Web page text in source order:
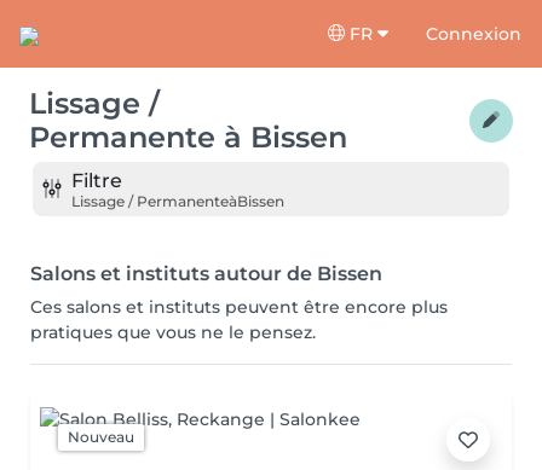
FR Connexion
Lissage /
Permanente à Bissen
Filtre
Lissage / PermanenteàBissen
Salons et instituts autour de Bissen
Ces salons et instituts peuvent être encore plus
pratiques que vous ne le pensez.
Nouveau